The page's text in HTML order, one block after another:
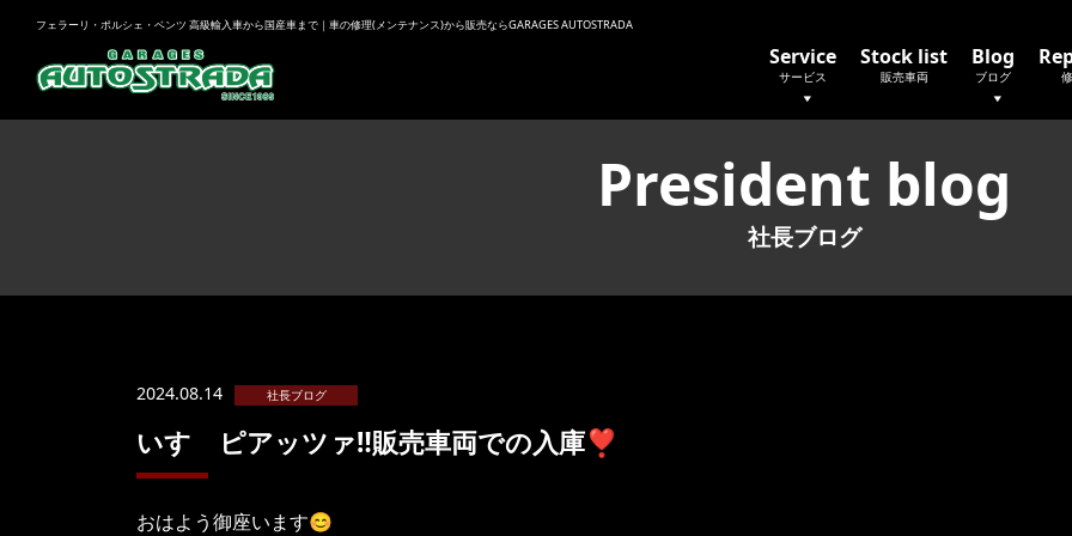
フェラーリ・ポルシェ・ベンツ 高級輸入車から国産車まで｜車の修理(メンテナンス)から販売ならGARAGES AUTOSTRADA
Service
サービス
Stock list
販売車両
Blog
ブログ
President blog
社長ブログ
2024.08.14 社長ブログ
いすゞピアッツァ‼️販売車両での入庫❣️
おはよう御座います😊